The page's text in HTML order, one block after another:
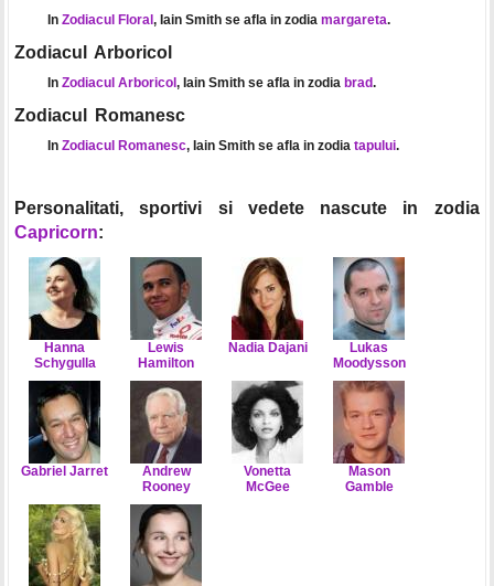
In Zodiacul Floral , Iain Smith se afla in zodia margareta.
Zodiacul Arboricol
In Zodiacul Arboricol , Iain Smith se afla in zodia brad.
Zodiacul Romanesc
In Zodiacul Romanesc, Iain Smith se afla in zodia tapului.
Personalitati, sportivi si vedete nascute in zodia
Capricorn:
Hanna
Schygulla
Lewis
Hamilton
Nadia Dajani
Lukas
Moodysson
Gabriel Jarret
Andrew
Rooney
Vonetta
McGee
Mason
Gamble